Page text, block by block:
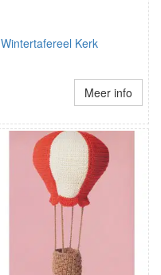
Wintertafereel Kerk
Meer info